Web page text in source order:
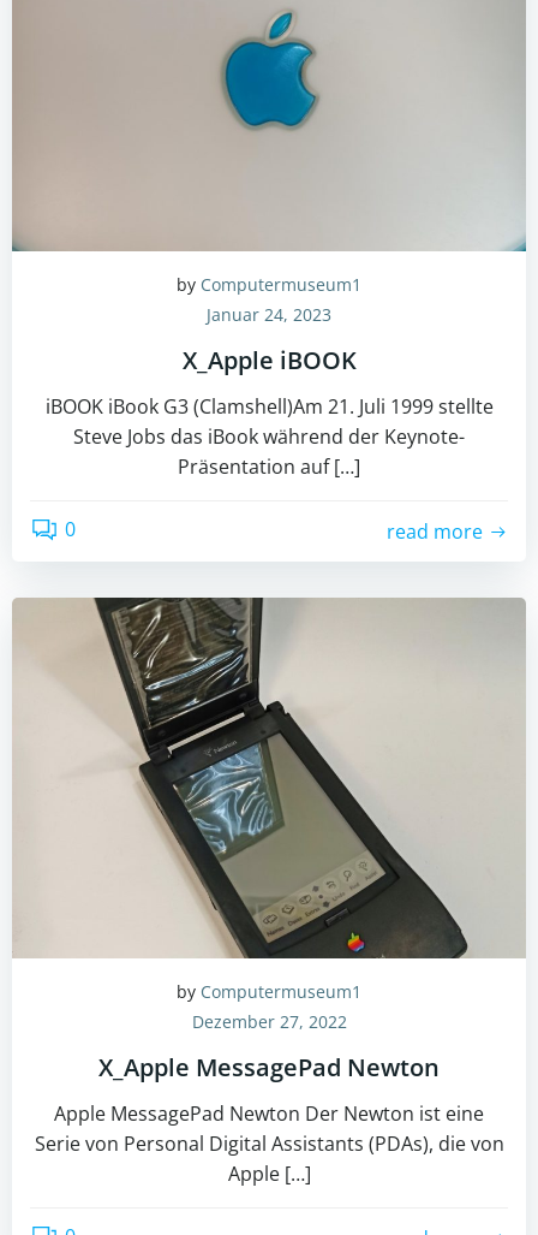
by Computermuseum1
Januar 24, 2023
X_Apple iBOOK
iBOOK iBook G3 (Clamshell)Am 21. Juli 1999 stellte
Steve Jobs das iBook während der Keynote-
Präsentation auf […]
0 read more
by Computermuseum1
Dezember 27, 2022
X_Apple MessagePad Newton
Apple MessagePad Newton Der Newton ist eine
Serie von Personal Digital Assistants (PDAs), die von
Apple […]